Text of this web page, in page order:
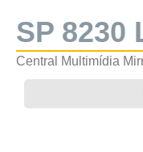
SP 8230
Central Multimídia